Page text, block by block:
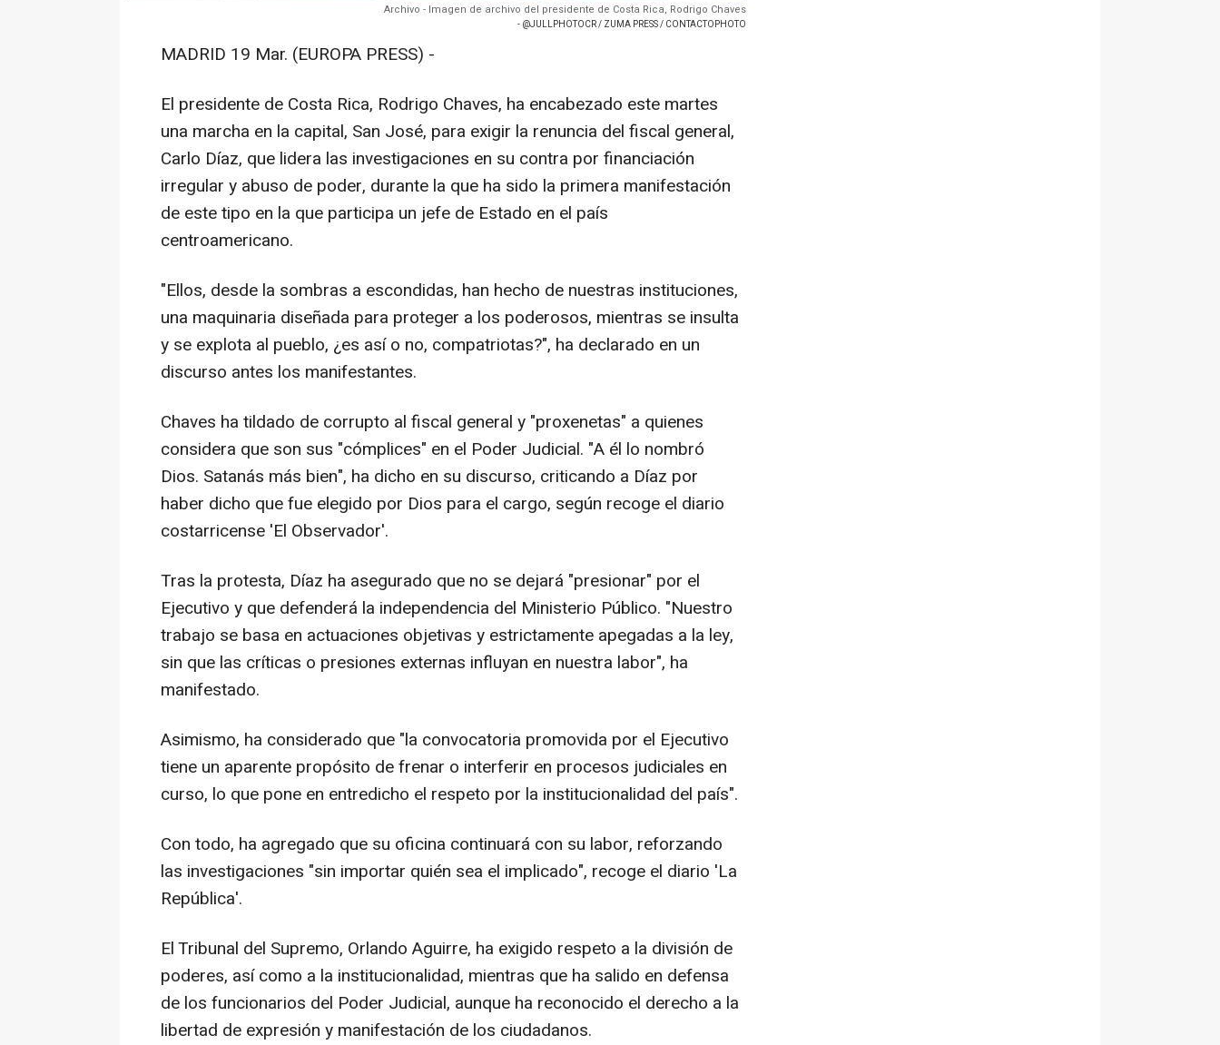
Archivo - Imagen de archivo del presidente de Costa Rica, Rodrigo Chaves
- @JULLPHOTOCR / ZUMA PRESS / CONTACTOPHOTO
MADRID 19 Mar. (EUROPA PRESS) -
El presidente de Costa Rica, Rodrigo Chaves, ha encabezado este martes
una marcha en la capital, San José, para exigir la renuncia del fiscal general,
Carlo Díaz, que lidera las investigaciones en su contra por financiación
irregular y abuso de poder, durante la que ha sido la primera manifestación
de este tipo en la que participa un jefe de Estado en el país
centroamericano.
"Ellos, desde la sombras a escondidas, han hecho de nuestras instituciones,
una maquinaria diseñada para proteger a los poderosos, mientras se insulta
y se explota al pueblo, ¿es así o no, compatriotas?", ha declarado en un
discurso antes los manifestantes.
Chaves ha tildado de corrupto al fiscal general y "proxenetas" a quienes
considera que son sus "cómplices" en el Poder Judicial. "A él lo nombró
Dios. Satanás más bien", ha dicho en su discurso, criticando a Díaz por
haber dicho que fue elegido por Dios para el cargo, según recoge el diario
costarricense 'El Observador'.
Tras la protesta, Díaz ha asegurado que no se dejará "presionar" por el
Ejecutivo y que defenderá la independencia del Ministerio Público. "Nuestro
trabajo se basa en actuaciones objetivas y estrictamente apegadas a la ley,
sin que las críticas o presiones externas influyan en nuestra labor", ha
manifestado.
Asimismo, ha considerado que "la convocatoria promovida por el Ejecutivo
tiene un aparente propósito de frenar o interferir en procesos judiciales en
curso, lo que pone en entredicho el respeto por la institucionalidad del país".
Con todo, ha agregado que su oficina continuará con su labor, reforzando
las investigaciones "sin importar quién sea el implicado", recoge el diario 'La
República'.
El Tribunal del Supremo, Orlando Aguirre, ha exigido respeto a la división de
poderes, así como a la institucionalidad, mientras que ha salido en defensa
de los funcionarios del Poder Judicial, aunque ha reconocido el derecho a la
libertad de expresión y manifestación de los ciudadanos.